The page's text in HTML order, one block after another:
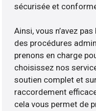
sécurisée et
Ainsi, vous n’avez
des procédures
prenons en charge
choisissez nos
soutien complet et
raccordement
cela vous permet de